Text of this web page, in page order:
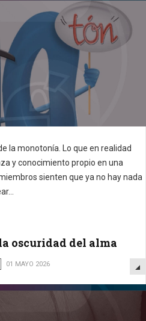
la monotonía. Lo que en realidad
y conocimiento propio en una
sienten que ya no hay nada
oscuridad del alma
01 MAYO 2026